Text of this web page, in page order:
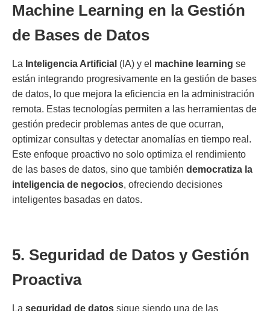
Machine Learning en la Gestión
de Bases de Datos
La Inteligencia Artificial (IA) y el machine learning se
están integrando progresivamente en la gestión de bases
de datos, lo que mejora la eficiencia en la administración
remota. Estas tecnologías permiten a las herramientas de
gestión predecir problemas antes de que ocurran,
optimizar consultas y detectar anomalías en tiempo real.
Este enfoque proactivo no solo optimiza el rendimiento
de las bases de datos, sino que también democratiza la
inteligencia de negocios, ofreciendo decisiones
inteligentes basadas en datos.
5. Seguridad de Datos y Gestión
Proactiva
La seguridad de datos sigue siendo una de las